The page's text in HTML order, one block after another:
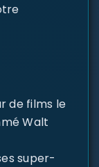
de films le
Walt
super-